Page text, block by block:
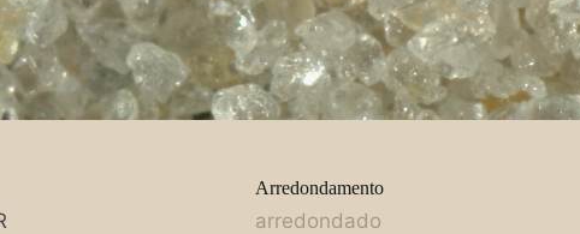
Arredondamento
arredondado